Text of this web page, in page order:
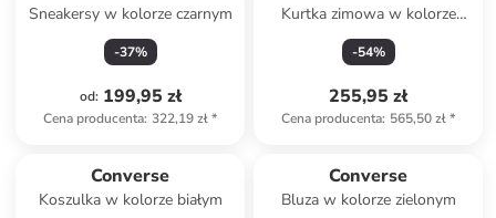
Sneakersy w kolorze czarnym
-37%
od: 199,95 zł
Cena producenta: 322,19 zł*
Kurtka zimowa w kolorze
szarym
-54%
255,95 zł
Cena producenta: 565,50 zł*
Converse
Koszulka w kolorze białym
Converse
Bluza w kolorze zielonym